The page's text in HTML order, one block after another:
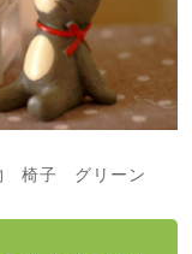
椅子 グリーン